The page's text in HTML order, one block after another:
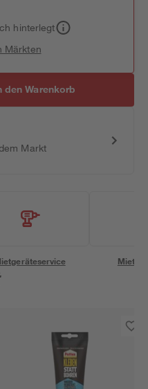
hinterlegt
Märkten
den Warenkorb
Markt